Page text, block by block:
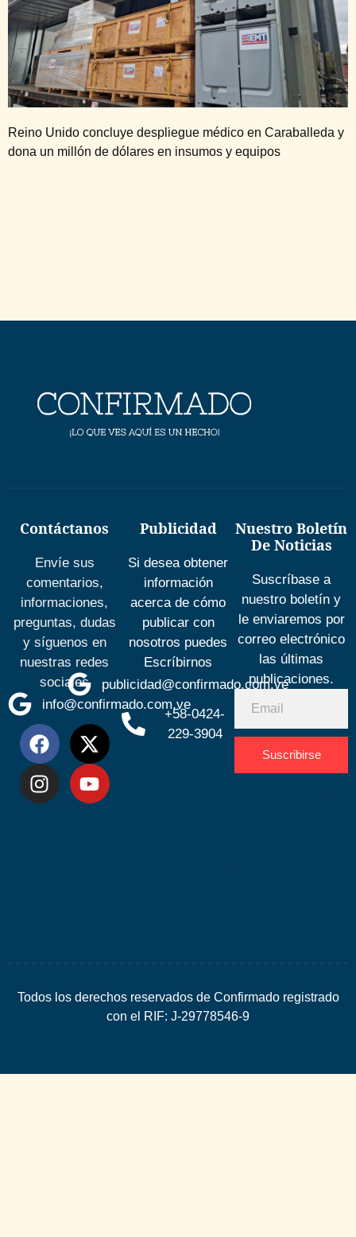
Reino Unido concluye despliegue médico en Caraballeda y
dona un millón de dólares en insumos y equipos
Contáctanos
Envíe sus
comentarios,
informaciones,
preguntas, dudas
y síguenos en
nuestras redes
sociales
info@confirmado.com.ve
Publicidad
Si desea obtener
información
acerca de cómo
publicar con
nosotros puedes
Escríbirnos
publicidad@confirmado.com.ve
+58-0424-
229-3904
Nuestro Boletín
De Noticias
Suscríbase a
nuestro boletín y
le enviaremos por
correo electrónico
las últimas
publicaciones.
Suscribirse
Todos los derechos reservados de Confirmado registrado
con el RIF: J-29778546-9